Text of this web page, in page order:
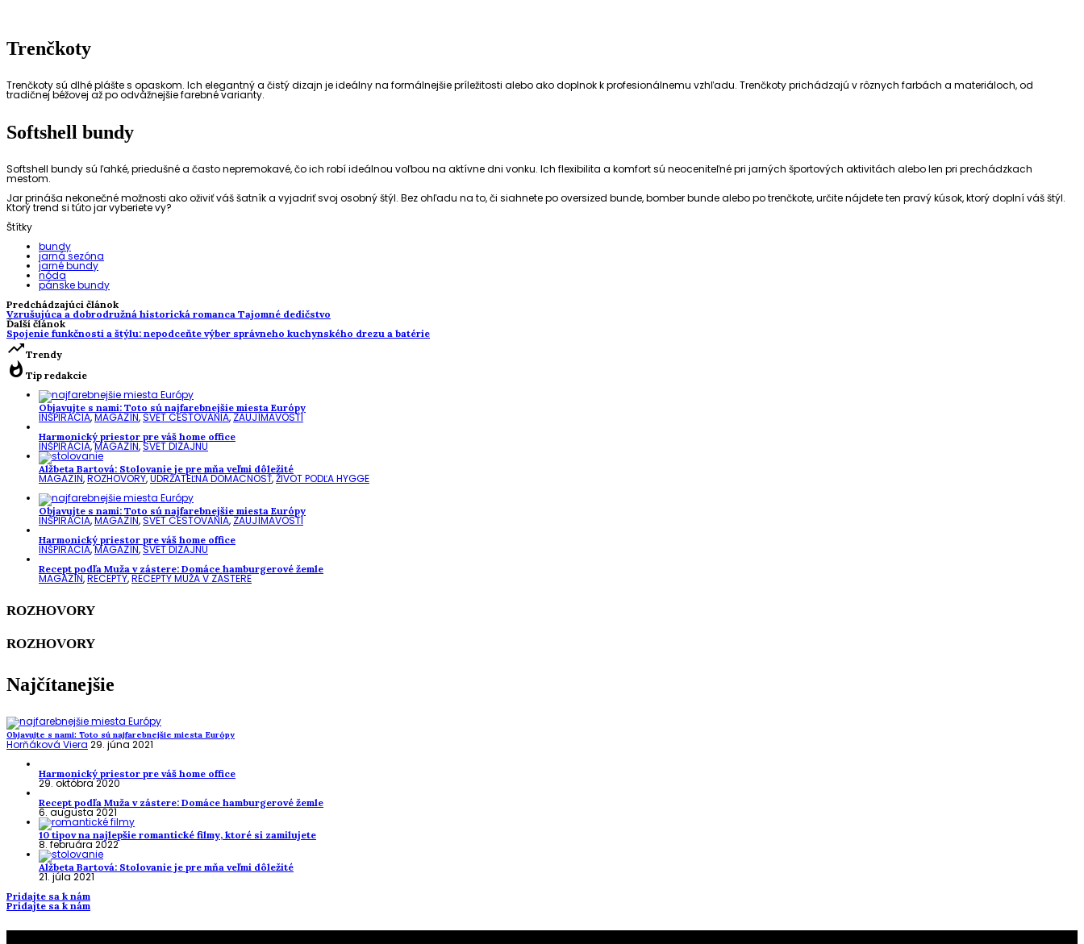
Trenčkoty
Trenčkoty sú dlhé plášte s opaskom. Ich elegantný a čistý dizajn je ideálny na formálnejšie príležitosti alebo ako doplnok k profesionálnemu vzhľadu. Trenčkoty prichádzajú v rôznych farbách a materiáloch, od
tradičnej béžovej až po odvážnejšie farebné varianty.
Softshell bundy
Softshell bundy sú ľahké, priedušné a často nepremokavé, čo ich robí ideálnou voľbou na aktívne dni vonku. Ich flexibilita a komfort sú neoceniteľné pri jarných športových aktivitách alebo len pri prechádzkach
mestom.
Jar prináša nekonečné možnosti ako oživiť váš šatník a vyjadriť svoj osobný štýl. Bez ohľadu na to, či siahnete po oversized bunde, bomber bunde alebo po trenčkote, určite nájdete ten pravý kúsok, ktorý doplní váš štýl.
Ktorý trend si túto jar vyberiete vy?
Štítky
bundy
jarná sezóna
jarné bundy
nóda
pánske bundy
Predchádzajúci článok
Vzrušujúca a dobrodružná historická romanca Tajomné dedičstvo
Ďalší článok
Spojenie funkčnosti a štýlu: nepodceňte výber správneho kuchynského drezu a batérie
trending_upTrendy
whatshot Tip redakcie
Objavujte s nami: Toto sú najfarebnejšie miesta Európy
INŠPIRÁCIA,MAGAZÍN,SVET CESTOVANIA,ZAUJÍMAVOSTI
Harmonický priestor pre váš home office
INŠPIRÁCIA,MAGAZÍN,SVET DIZAJNU
Alžbeta Bartová: Stolovanie je pre mňa veľmi dôležité
MAGAZÍN,ROZHOVORY,UDRŽATEĽNÁ DOMÁCNOSŤ,ŽIVOT PODĽA HYGGE
Objavujte s nami: Toto sú najfarebnejšie miesta Európy
INŠPIRÁCIA,MAGAZÍN,SVET CESTOVANIA,ZAUJÍMAVOSTI
Harmonický priestor pre váš home office
INŠPIRÁCIA,MAGAZÍN,SVET DIZAJNU
Recept podľa Muža v zástere: Domáce hamburgerové žemle
MAGAZÍN,RECEPTY,RECEPTY MUŽA V ZÁSTERE
ROZHOVORY
ROZHOVORY
Najčítanejšie
Objavujte s nami: Toto sú najfarebnejšie miesta Európy
Horňáková Viera 29. júna 2021
Harmonický priestor pre váš home office
29. októbra 2020
Recept podľa Muža v zástere: Domáce hamburgerové žemle
6. augusta 2021
10 tipov na najlepšie romantické filmy, ktoré si zamilujete
8. februára 2022
Alžbeta Bartová: Stolovanie je pre mňa veľmi dôležité
21. júla 2021
Pridajte sa k nám
Pridajte sa k nám